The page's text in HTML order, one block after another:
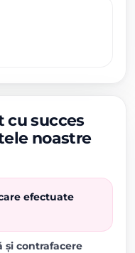
cu succes
noastre
efectuate
și contrafacere